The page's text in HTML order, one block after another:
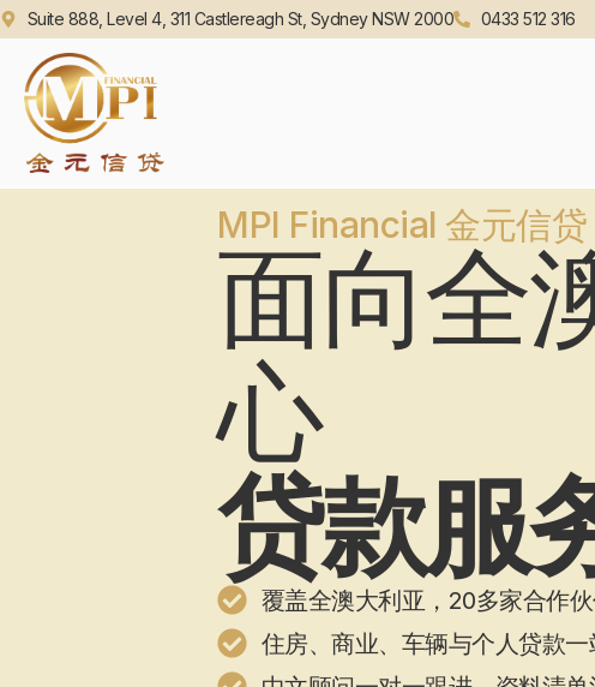
Suite 888, Level 4, 311 Castlereagh St, Sydney NSW 2000 0433 512 316
MPI Financial 金元信贷
面向全
心
贷款服
覆盖全澳大利亚，20多家合作
住房、商业、车辆与个人贷款一